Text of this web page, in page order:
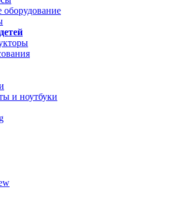
оборудование
и ноутбуки